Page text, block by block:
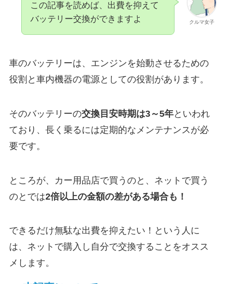
クルマ女子
この記事を読めば、出費を抑えて
バッテリー交換ができますよ
車のバッテリーは、エンジンを始動させるための
役割と車内機器の電源としての役割があります。
そのバッテリーの交換目安時期は3～5年といわれ
ており、長く乗るには定期的なメンテナンスが必
要です。
ところが、カー用品店で買うのと、ネットで買う
のとでは2倍以上の金額の差がある場合も！
できるだけ無駄な出費を抑えたい！という人に
は、ネットで購入し自分で交換することをオスス
メします。